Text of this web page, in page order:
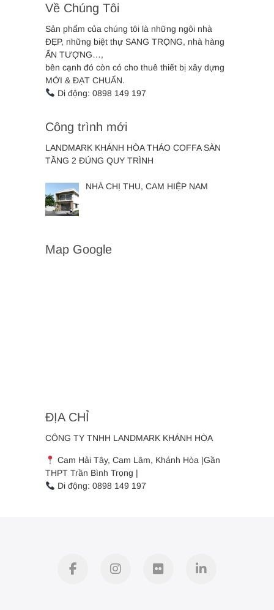
Về Chúng Tôi
Sản phẩm của chúng tôi là những ngôi nhà
ĐẸP, những biệt thự SANG TRỌNG, nhà hàng
ẤN TƯỢNG…,
bên cạnh đó còn có cho thuê thiết bị xây dựng
MỚI & ĐẠT CHUẨN.
Di động: 0898 149 197
Công trình mới
LANDMARK KHÁNH HÒA THÁO COFFA SÀN
TẦNG 2 ĐÚNG QUY TRÌNH
NHÀ CHỊ THU, CAM HIỆP NAM
Map Google
ĐỊA CHỈ
CÔNG TY TNHH LANDMARK KHÁNH HÒA
Cam Hải Tây, Cam Lâm, Khánh Hòa |Gần
THPT Trần Bình Trọng |
Di động: 0898 149 197
facebookinstagram
flickrlinkedin